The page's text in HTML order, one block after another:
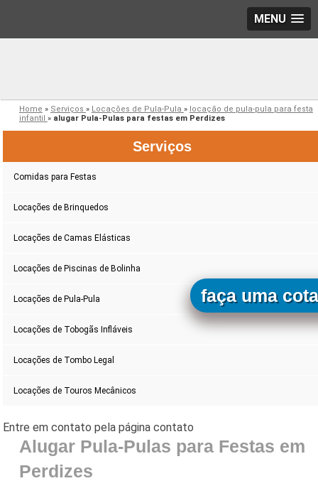
MENU
Home » Serviços » Locações de Pula-Pula » locação de pula-pula para festa
infantil » alugar Pula-Pulas para festas em Perdizes
Serviços
Comidas para Festas
Locações de Brinquedos
Locações de Camas Elásticas
Locações de Piscinas de Bolinha
Locações de Pula-Pula
Locações de Tobogãs Infláveis
Locações de Tombo Legal
Locações de Touros Mecânicos
Alugar Pula-Pulas para Festas em
Perdizes
faça uma